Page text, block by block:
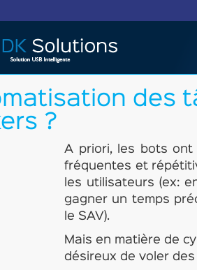
des
?
A priori, les bots ont
fréquentes et
les utilisateurs (ex:
gagner un temps
le SAV).
Mais en matière de
désireux de voler